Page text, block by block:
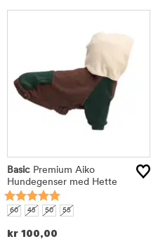
Basic Premium Aiko
Hundegenser med Hette
60 45 50 55
kr 100,00